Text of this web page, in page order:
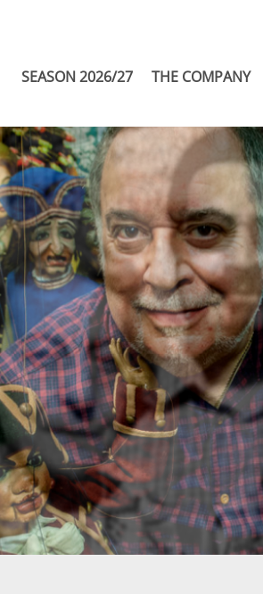
SEASON 2026/27
THE COMPANY